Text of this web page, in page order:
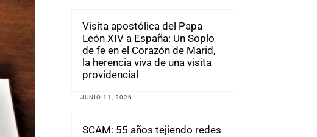
Visita apostólica del Papa
León XIV a España: Un Soplo
de fe en el Corazón de Marid,
la herencia viva de una visita
providencial
JUNIO 11, 2026
SCAM: 55 años tejiendo redes